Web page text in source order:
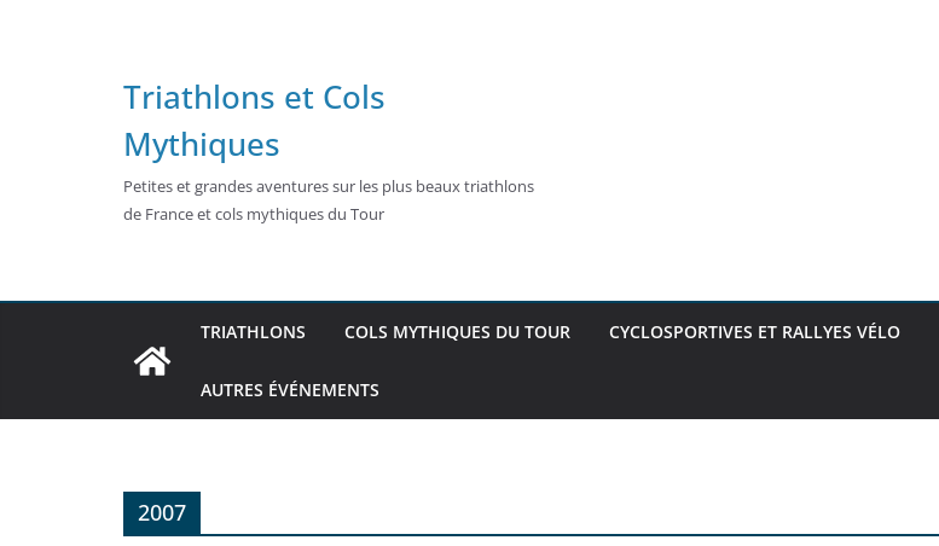
Triathlons et Cols
Mythiques
Petites et grandes aventures sur les plus beaux triathlons
de France et cols mythiques du Tour
TRIATHLONS COLS MYTHIQUES DU TOUR CYCLOSPORTIVES ET RALLYES VÉLO
AUTRES ÉVÉNEMENTS
2007